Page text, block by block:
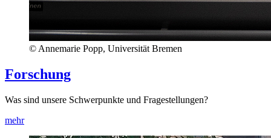
© Annemarie Popp, Universität Bremen
Forschung
Was sind unsere Schwerpunkte und Fragestellungen?
mehr